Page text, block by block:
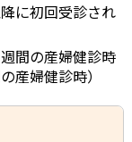
に初回受診され
間の産婦健診時
産婦健診時）